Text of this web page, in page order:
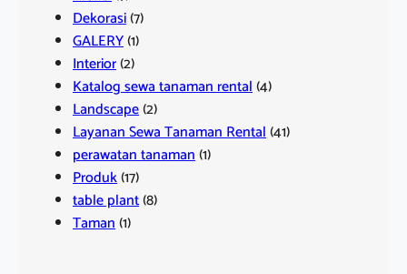
Dekorasi(7)
GALERY(1)
Interior(2)
Katalog sewa tanaman rental(4)
Landscape(2)
Layanan Sewa Tanaman Rental(41)
perawatan tanaman(1)
Produk(17)
table plant(8)
Taman(1)